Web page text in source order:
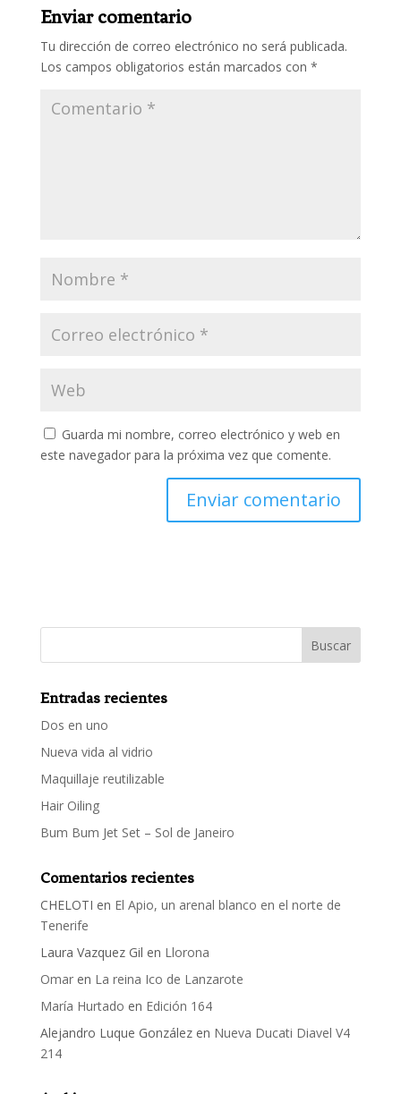
Enviar comentario
Tu dirección de correo electrónico no será publicada.
Los campos obligatorios están marcados con *
Guarda mi nombre, correo electrónico y web en
este navegador para la próxima vez que comente.
Entradas recientes
Dos en uno
Nueva vida al vidrio
Maquillaje reutilizable
Hair Oiling
Bum Bum Jet Set – Sol de Janeiro
Comentarios recientes
CHELOTI en El Apio, un arenal blanco en el norte de
Tenerife
Laura Vazquez Gil en Llorona
Omaren La reina Ico de Lanzarote
María Hurtado en Edición 164
Alejandro Luque Gonzálezen Nueva Ducati Diavel V4
214